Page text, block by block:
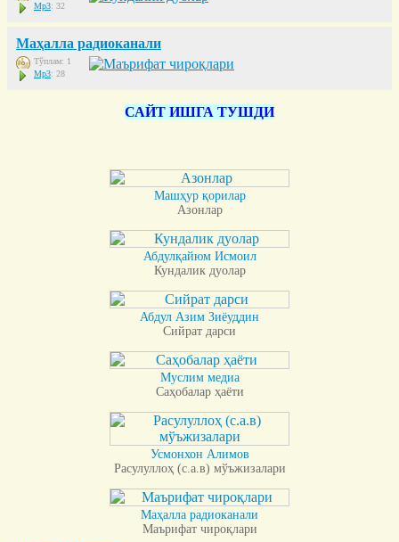
Mp3: 32
Маҳалла радиоканали
Тўплам: 1
Mp3: 28
САЙТ ИШГА ТУШДИ
Машҳур қорилар
Азонлар
Абдулқайюм Исмоил
Кундалик дуолар
Абдул Азим Зиёуддин
Сийрат дарси
Муслим медиа
Саҳобалар ҳаёти
Усмонхон Алимов
Расулуллоҳ (с.а.в) мўъжизалари
Маҳалла радиоканали
Маърифат чироқлари